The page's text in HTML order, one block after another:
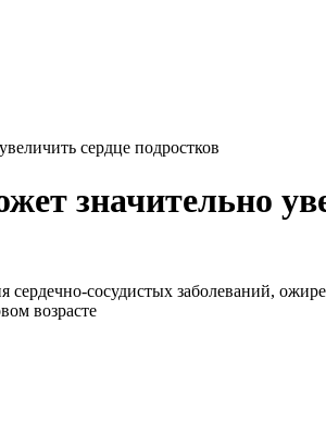
сердце подростков
значительно
сердечно-сосудистых заболеваний,
возрасте